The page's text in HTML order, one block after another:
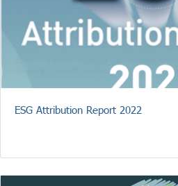
ESG Attribution Report 2022